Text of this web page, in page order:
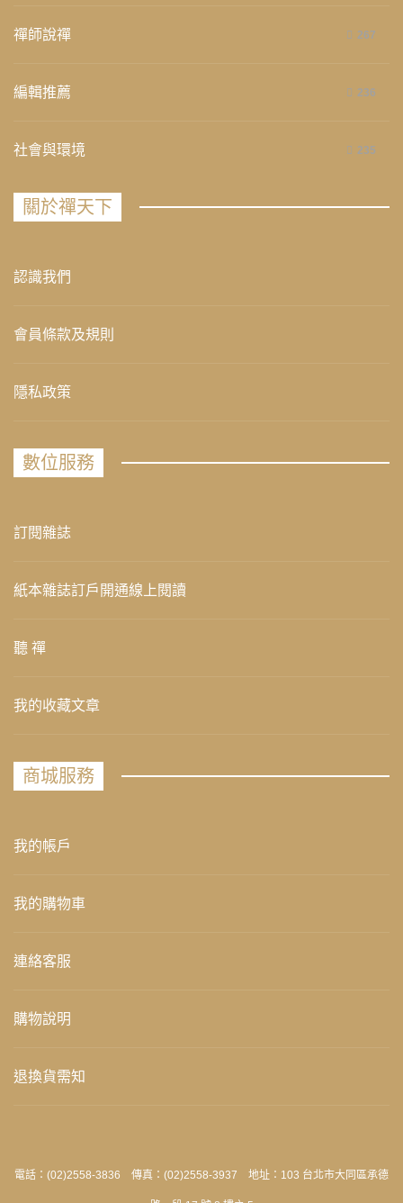
禪師說禪 267
編輯推薦 236
社會與環境 235
關於禪天下
認識我們
會員條款及規則
隱私政策
數位服務
訂閱雜誌
紙本雜誌訂戶開通線上閱讀
聽 禪
我的收藏文章
商城服務
我的帳戶
我的購物車
連絡客服
購物說明
退換貨需知
電話：(02)2558-3836 傳真：(02)2558-3937 地址：103 台北市大同區承德